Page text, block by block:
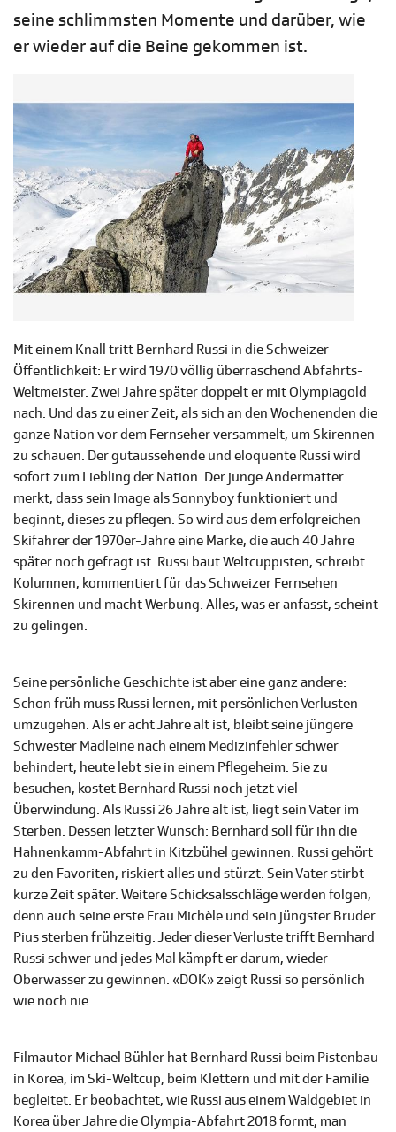
seine schlimmsten Momente und darüber, wie
er wieder auf die Beine gekommen ist.
Mit einem Knall tritt Bernhard Russi in die Schweizer
Öffentlichkeit: Er wird 1970 völlig überraschend Abfahrts-
Weltmeister. Zwei Jahre später doppelt er mit Olympiagold
nach. Und das zu einer Zeit, als sich an den Wochenenden die
ganze Nation vor dem Fernseher versammelt, um Skirennen
zu schauen. Der gutaussehende und eloquente Russi wird
sofort zum Liebling der Nation. Der junge Andermatter
merkt, dass sein Image als Sonnyboy funktioniert und
beginnt, dieses zu pflegen. So wird aus dem erfolgreichen
Skifahrer der 1970er-Jahre eine Marke, die auch 40 Jahre
später noch gefragt ist. Russi baut Weltcuppisten, schreibt
Kolumnen, kommentiert für das Schweizer Fernsehen
Skirennen und macht Werbung. Alles, was er anfasst, scheint
zu gelingen.
Seine persönliche Geschichte ist aber eine ganz andere:
Schon früh muss Russi lernen, mit persönlichen Verlusten
umzugehen. Als er acht Jahre alt ist, bleibt seine jüngere
Schwester Madleine nach einem Medizinfehler schwer
behindert, heute lebt sie in einem Pflegeheim. Sie zu
besuchen, kostet Bernhard Russi noch jetzt viel
Überwindung. Als Russi 26 Jahre alt ist, liegt sein Vater im
Sterben. Dessen letzter Wunsch: Bernhard soll für ihn die
Hahnenkamm-Abfahrt in Kitzbühel gewinnen. Russi gehört
zu den Favoriten, riskiert alles und stürzt. Sein Vater stirbt
kurze Zeit später. Weitere Schicksalsschläge werden folgen,
denn auch seine erste Frau Michèle und sein jüngster Bruder
Pius sterben frühzeitig. Jeder dieser Verluste trifft Bernhard
Russi schwer und jedes Mal kämpft er darum, wieder
Oberwasser zu gewinnen. «DOK» zeigt Russi so persönlich
wie noch nie.
Filmautor Michael Bühler hat Bernhard Russi beim Pistenbau
in Korea, im Ski-Weltcup, beim Klettern und mit der Familie
begleitet. Er beobachtet, wie Russi aus einem Waldgebiet in
Korea über Jahre die Olympia-Abfahrt 2018 formt, man